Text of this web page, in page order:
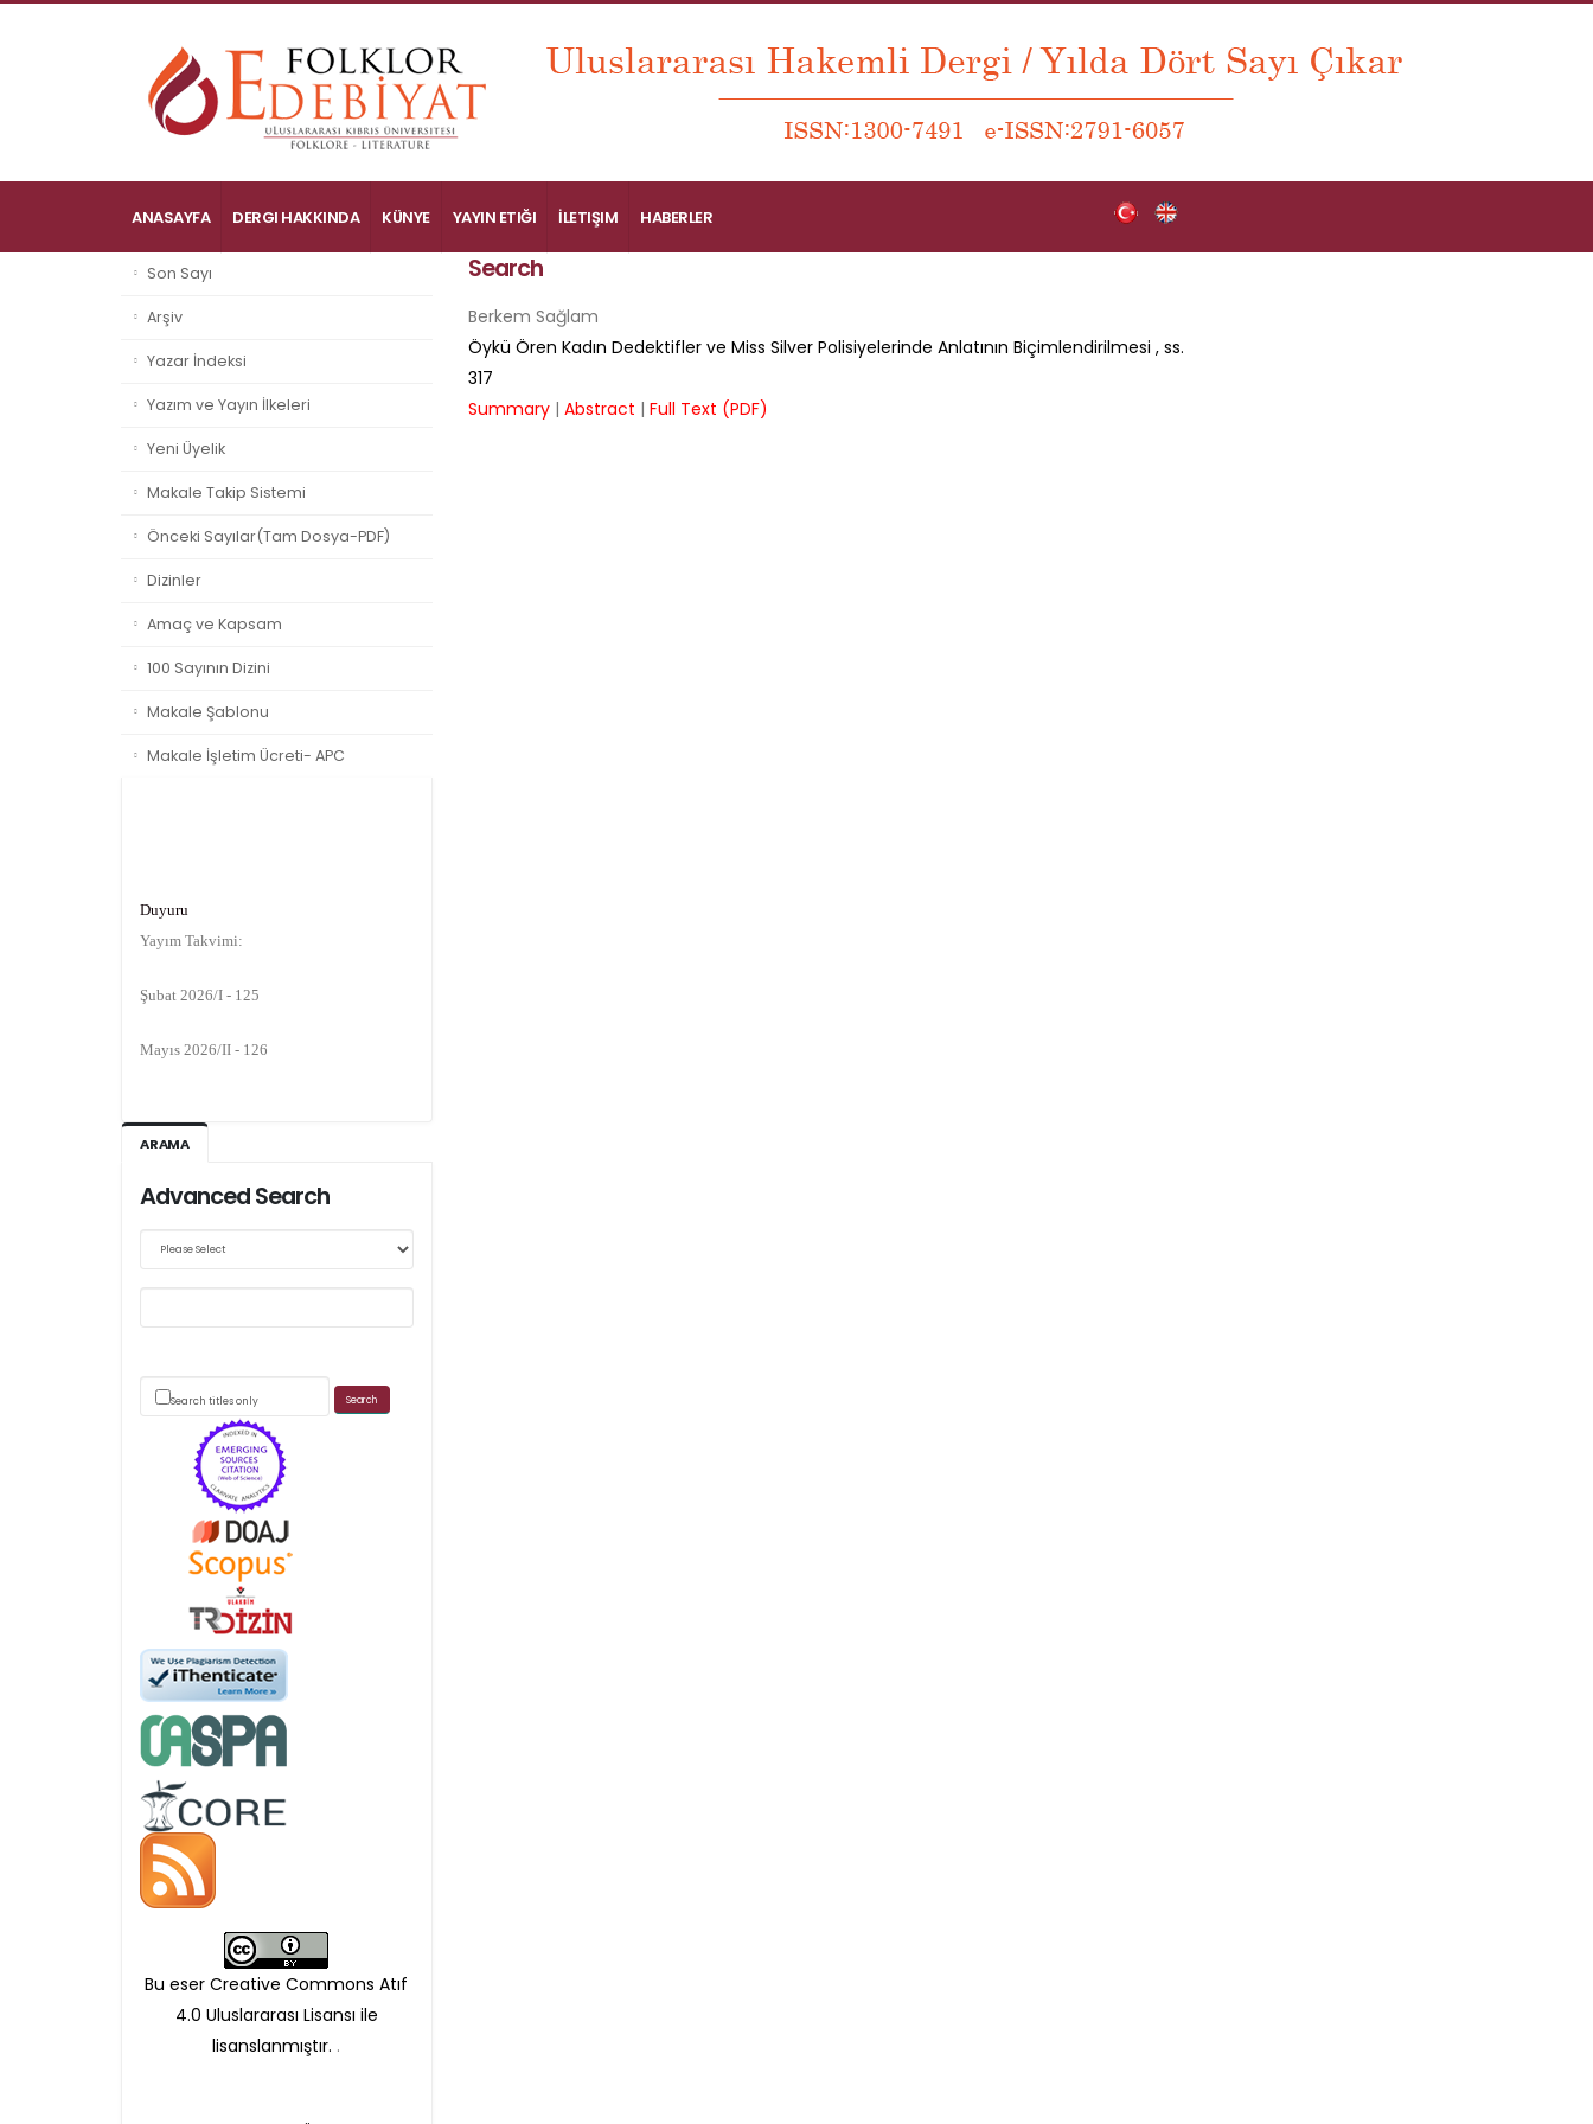
ANASAYFA DERGI HAKKINDA KÜNYE YAYIN ETIĞI İLETIŞIM HABERLER
Son Sayı
Arşiv
Yazar İndeksi
Yazım ve Yayın İlkeleri
Yeni Üyelik
Makale Takip Sistemi
Önceki Sayılar(Tam Dosya-PDF)
Dizinler
Amaç ve Kapsam
100 Sayının Dizini
Makale Şablonu
Makale İşletim Ücreti- APC
Yayım Takvimi:
Web sitemizde yapılan güncellemeler nedeniyle
Scimago's grade
Öndenetimden geçen
makaleler için, 100 Avro
Makale İşletim Ücreti (APC)
alınmaktadır.
Hakem sürecine alınacak
makaleler için yazarlara
APC ödeme bilgi mesajı
APC bilgi mesajı
ARAMA
Advanced Search
Search titles only
Bu eser Creative Commons Atıf
4.0 Uluslararası Lisansı ile
lisanslanmıştır. .
Search
Berkem Sağlam
Öykü Ören Kadın Dedektifler ve Miss Silver Polisiyelerinde Anlatının Biçimlendirilmesi , ss.
317
Summary| Abstract | Full Text (PDF)